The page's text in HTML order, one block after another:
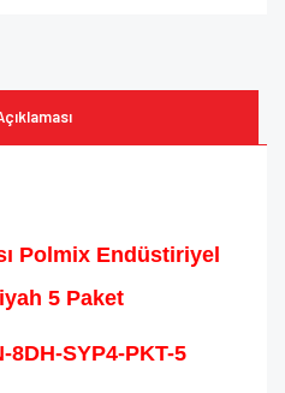
Polmix Endüstiriyel
5 Paket
8DH-SYP4-PKT-5